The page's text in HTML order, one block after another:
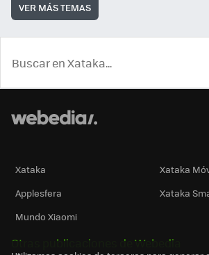
VER MÁS TEMAS
Xataka
Xataka
Applesfera
Xataka
Mundo Xiaomi
Otras publicaciones de Webedia